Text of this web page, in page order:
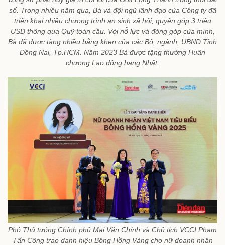
số. Trong nhiều năm qua, Bà và đội ngũ lãnh đạo của Công ty đã
triển khai nhiều chương trình an sinh xã hội, quyên góp 3 triệu
USD thông qua Quỹ toàn cầu. Với nỗ lực và đóng góp của mình,
Bà đã được tặng nhiều bằng khen của các Bộ, ngành, UBND Tỉnh
Đồng Nai, Tp.HCM. Năm 2023 Bà được tặng thưởng Huân
chương Lao động hạng Nhất.
Phó Thủ tướng Chính phủ Mai Văn Chính và Chủ tịch VCCI Phạm
Tấn Công trao danh hiệu Bông Hồng Vàng cho nữ doanh nhân